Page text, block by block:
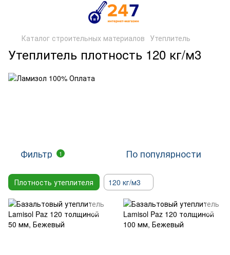
Каталог строительных материалов Утеплитель
Утеплитель плотность 120 кг/м3
Фильтр 1 По популярности
Плотность утеплителя 120 кг/м3